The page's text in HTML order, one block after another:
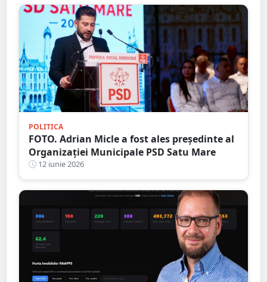
POLITICA
FOTO. Adrian Micle a fost ales președinte al
Organizației Municipale PSD Satu Mare
12 iunie 2026